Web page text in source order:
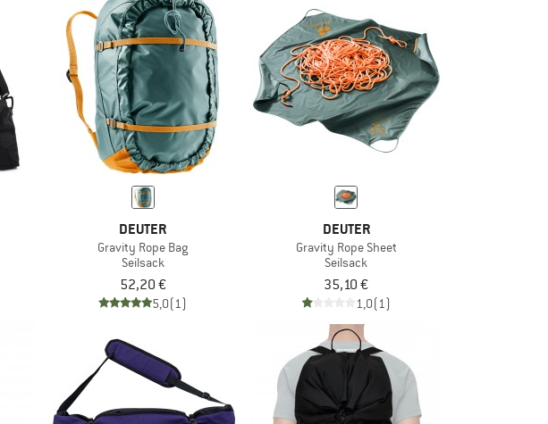
JETZT BIS ZU 50% RABATT
ZUM SOMMER SALE
DEUTER
Gravity Rope Bag
Seilsack
52,20 €
5,0(1)
DEUTER
Gravity Rope Sheet
Seilsack
35,10 €
1,0(1)